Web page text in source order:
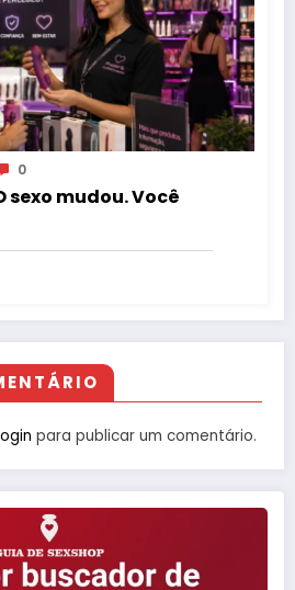
0
sexo mudou. Você
para publicar um comentário.